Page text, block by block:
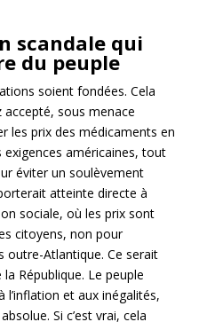
scandale qui
du peuple
soient fondées. Cela
sous menace
les prix des médicaments en
américaines, tout
éviter un soulèvement
atteinte directe à
sociale, où les prix sont
citoyens, non pour
outre-Atlantique. Ce serait
République. Le peuple
et aux inégalités,
Si c’est vrai, cela